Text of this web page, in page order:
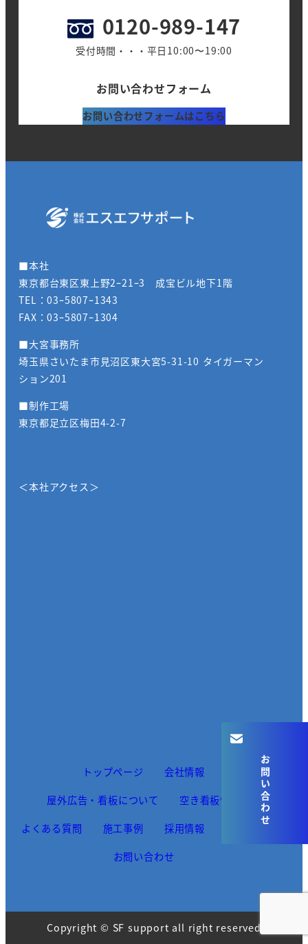
お問い合わせ
0120-989-147
受付時間・・・平日10:00〜19:00
お問い合わせフォーム
お問い合わせフォームはこちら
■本社
東京都台東区東上野2ｰ21ｰ3 成宝ビル地下1階
TEL：03ｰ5807ｰ1343
FAX：03ｰ5807ｰ1304
■大宮事務所
埼玉県さいたま市見沼区東大宮5-31-10 タイガーマン
ション201
■制作工場
東京都足立区梅田4-2-7
＜本社アクセス＞
トップページ 会社情報
屋外広告・看板について 空き看板情報
よくある質問 施工事例 採用情報 お知らせ
お問い合わせ
Copyright © SF support all right reserved